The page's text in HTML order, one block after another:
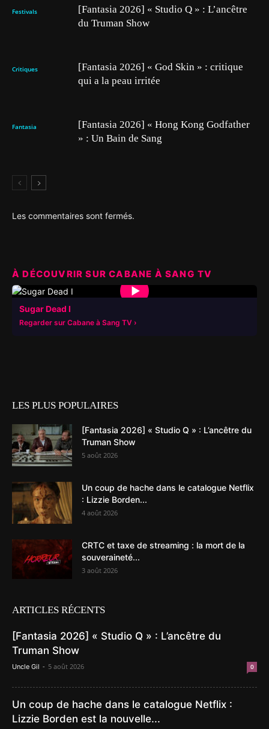
Festivals
[Fantasia 2026] « Studio Q » : L’ancêtre
du Truman Show
Critiques
[Fantasia 2026] « God Skin » : critique
qui a la peau irritée
Fantasia
[Fantasia 2026] « Hong Kong Godfather
» : Un Bain de Sang
Les commentaires sont fermés.
À DÉCOUVRIR SUR CABANE À SANG TV
▶
Sugar Dead I
Regarder sur Cabane à Sang TV
LES PLUS POPULAIRES
[Fantasia 2026] « Studio Q » : L’ancêtre du
Truman Show
5 août 2026
Un coup de hache dans le catalogue Netflix
: Lizzie Borden...
4 août 2026
CRTC et taxe de streaming : la mort de la
souveraineté...
3 août 2026
ARTICLES RÉCENTS
[Fantasia 2026] « Studio Q » : L’ancêtre du
Truman Show
Uncle Gil - 5 août 2026 0
Un coup de hache dans le catalogue Netflix :
Lizzie Borden est la nouvelle...